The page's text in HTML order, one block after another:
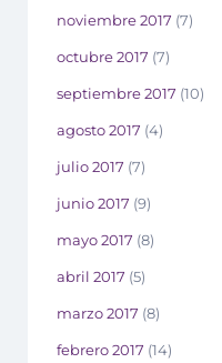
noviembre 2017 (7)
octubre 2017 (7)
septiembre 2017 (10)
agosto 2017 (4)
julio 2017 (7)
junio 2017 (9)
mayo 2017 (8)
abril 2017 (5)
marzo 2017 (8)
febrero 2017 (14)